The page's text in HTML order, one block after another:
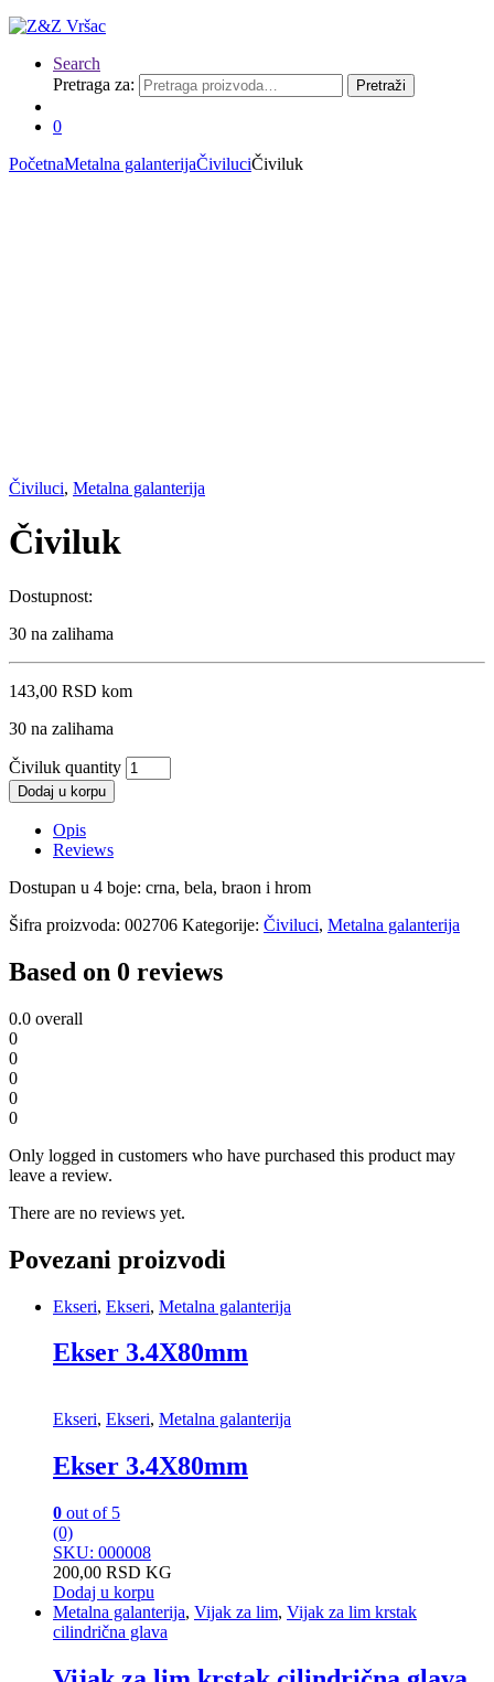
Search
Pretraga za:
Pretraži
0
PočetnaMetalna galanterijaČiviluciČiviluk
Čiviluci, Metalna galanterija
Čiviluk
Dostupnost:
30 na zalihama
143,00 RSD kom
30 na zalihama
Čiviluk quantity
Dodaj u korpu
Opis
Reviews
Dostupan u 4 boje: crna, bela, braon i hrom
Šifra proizvoda: 002706 Kategorije: Čiviluci, Metalna galanterija
Based on 0 reviews
0.0 overall
0
0
0
0
0
Only logged in customers who have purchased this product may
leave a review.
There are no reviews yet.
Povezani proizvodi
Ekseri, Ekseri, Metalna galanterija
Ekser 3.4X80mm
Ekseri, Ekseri, Metalna galanterija
Ekser 3.4X80mm
0 out of 5
(0)
SKU: 000008
200,00 RSD KG
Dodaj u korpu
Metalna galanterija, Vijak za lim, Vijak za lim krstak
cilindrična glava